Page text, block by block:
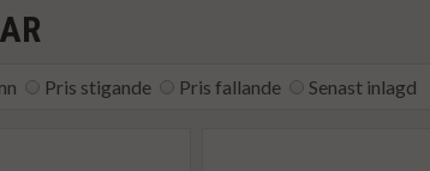
Pris stigande Pris fallande Senast inlagd